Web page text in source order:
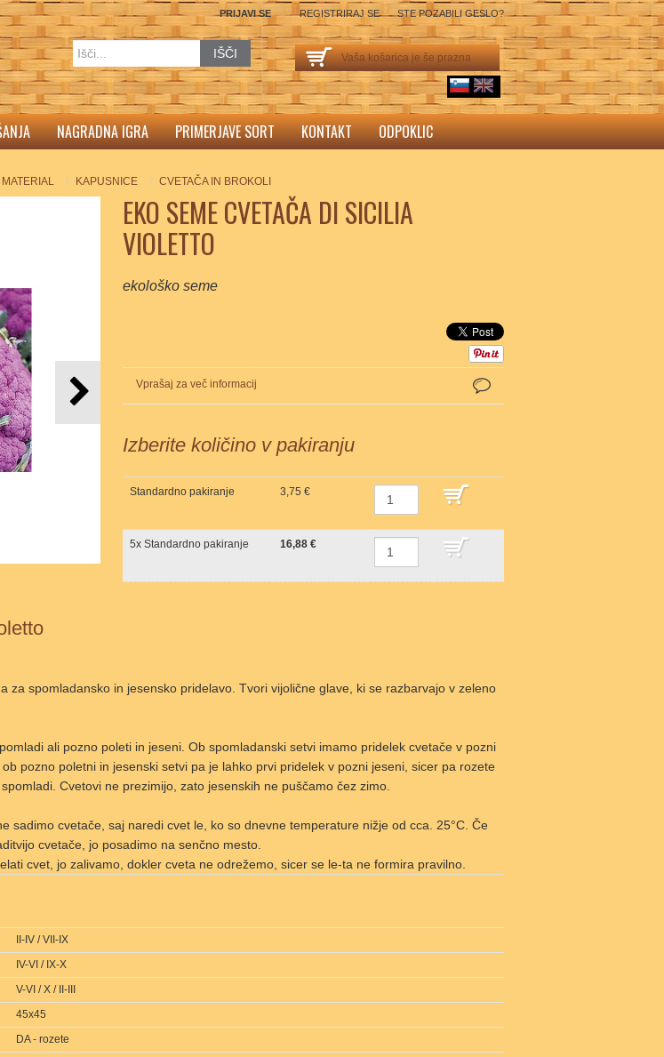
sl English
PRIJAVI SE REGISTRIRAJ SE STE POZABILI GESLO?
Vaša košarica je še prazna
IŠČI
NAGRADNA IGRA PRIMERJAVE SORT KONTAKT ODPOKLIC
KAPUSNICE CVETAČA IN BROKOLI
EKO SEME CVETAČA DI SICILIA
VIOLETTO
ekološko seme
Vprašaj za več informacij
Izberite količino v pakiranju
Standardno pakiranje 3,75 € DODAJ V KOŠARICO
5x Standardno pakiranje 16,88 € DODAJ V KOŠARICO
za spomladansko in jesensko pridelavo. Tvori vijolične glave, ki se razbarvajo v zeleno
ali pozno poleti in jeseni. Ob spomladanski setvi imamo pridelek cvetače v pozni
pozno poletni in jesenski setvi pa je lahko prvi pridelek v pozni jeseni, sicer pa rozete
Cvetovi ne prezimijo, zato jesenskih ne puščamo čez zimo.
sadimo cvetače, saj naredi cvet le, ko so dnevne temperature nižje od cca. 25°C. Če
cvetače, jo posadimo na senčno mesto.
cvet, jo zalivamo, dokler cveta ne odrežemo, sicer se le-ta ne formira pravilno.
II-IV / VII-IX
IV-VI / IX-X
V-VI / X / II-III
45x45
DA - rozete